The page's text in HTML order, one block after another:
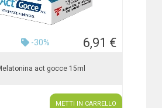
-30% 6,91 €
act gocce 15ml
METTI IN CARRELLO